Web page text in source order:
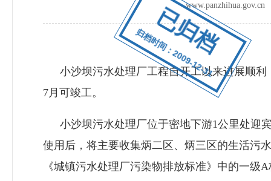
已归档
归档时间：2009-12-31
小沙坝污水处理厂工程自开工以来进展顺
7月可竣工。
小沙坝污水处理厂位于密地下游1公里处迎
使用后，将主要收集炳二区、炳三区的生活污
《城镇污水处理厂污染物排放标准》中的一级A